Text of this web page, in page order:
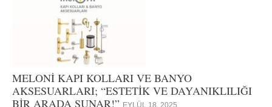
MELONİ KAPI KOLLARI VE BANYO
AKSESUARLARI; “ESTETİK VE DAYANIKLILIĞI
BİR ARADA SUNAR!”